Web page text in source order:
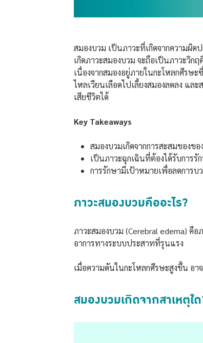
สมองบวม เป็นภาวะที่เกิดจากความผิด
เกิดภาวะสมองบวม จะถือเป็นภาวะวิก
เนื่องจากสมองอยู่ภายในกะโหลกศีรษ
ไหลเวียนเลือดไปเลี้ยงสมองลดลง แล
เสียชีวิตได้
Key Takeaways
สมองบวมเกิดจากการสะสมของข
เป็นภาวะฉุกเฉินที่ต้องได้รับการรั
การรักษามีเป้าหมายเพื่อลดการ
ภาวะสมองบวมคืออะไร?
ภาวะสมองบวม (Cerebral edema) คื
อาการทางระบบประสาทที่รุนแรง
เมื่อความดันในกะโหลกศีรษะสูงขึ้น อา
สมองบวมเกิดจากสาเหตุใ